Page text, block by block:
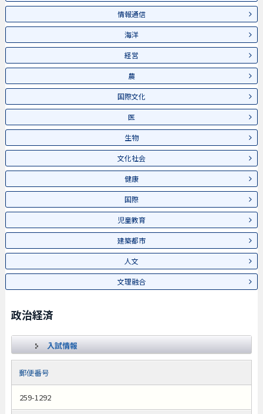
情報通信
海洋
経営
農
国際文化
医
生物
文化社会
健康
国際
児童教育
建築都市
人文
文理融合
政治経済
入試情報
郵便番号
259-1292